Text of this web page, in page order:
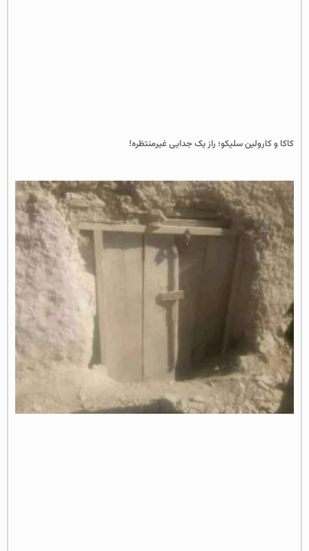
کاکا و کارولین سلیکو؛ راز یک جدایی غیرمنتظره!